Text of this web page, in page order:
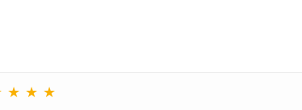
★ ★ ★